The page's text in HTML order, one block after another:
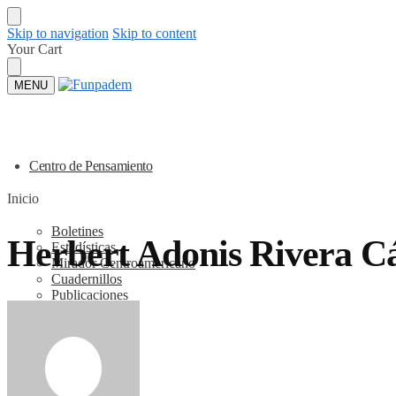
Skip to navigation Skip to content
Your Cart
MENU
Centro de Pensamiento
Boletines
Estadísticas
Mirador Centroamericano
Cuadernillos
Publicaciones
Nosotros
Inicio
Herbert Adonis Rivera